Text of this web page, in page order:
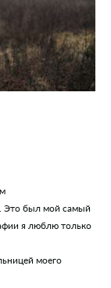
Это был мой самый
я люблю только
моего